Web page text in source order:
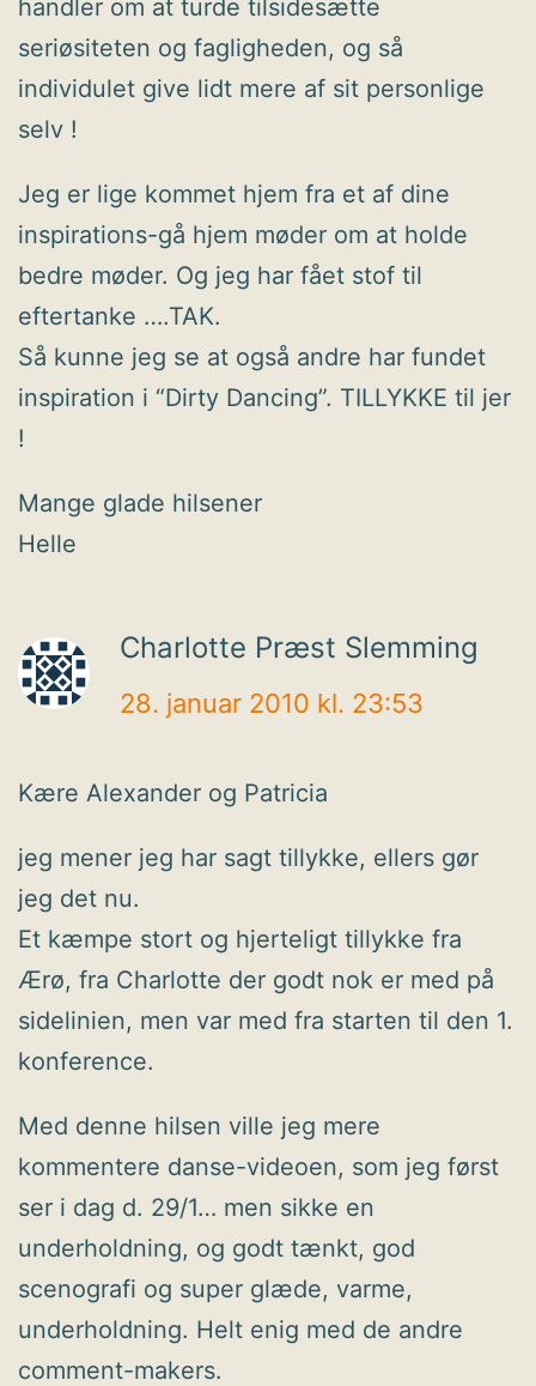
handler om at turde tilsidesætte
seriøsiteten og fagligheden, og så
individulet give lidt mere af sit personlige
selv !
Jeg er lige kommet hjem fra et af dine
inspirations-gå hjem møder om at holde
bedre møder. Og jeg har fået stof til
eftertanke ….TAK.
Så kunne jeg se at også andre har fundet
inspiration i “Dirty Dancing”. TILLYKKE til jer
!
Mange glade hilsener
Helle
Charlotte Præst Slemming
28. januar 2010 kl. 23:53
Kære Alexander og Patricia
jeg mener jeg har sagt tillykke, ellers gør
jeg det nu.
Et kæmpe stort og hjerteligt tillykke fra
Ærø, fra Charlotte der godt nok er med på
sidelinien, men var med fra starten til den 1.
konference.
Med denne hilsen ville jeg mere
kommentere danse-videoen, som jeg først
ser i dag d. 29/1… men sikke en
underholdning, og godt tænkt, god
scenografi og super glæde, varme,
underholdning. Helt enig med de andre
comment-makers.